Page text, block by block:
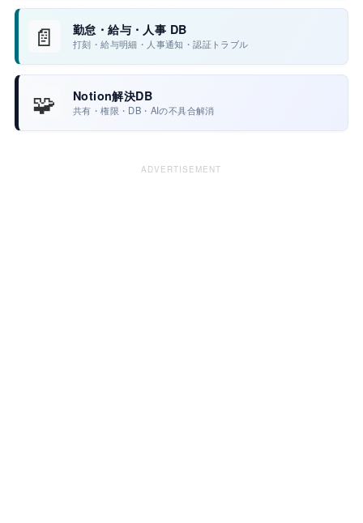
📄 勤怠・給与・人事 DB
打刻・給与明細・人事通知・認証トラブル
🧩 Notion解決DB
共有・権限・DB・AIの不具合解消
ADVERTISEMENT